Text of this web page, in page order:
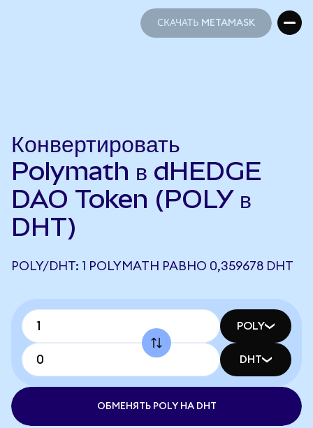
СКАЧАТЬ METAMASK
Конвертировать
Polymath в dHEDGE
DAO Token (POLY в
DHT)
POLY/DHT: 1 POLYMATH РАВНО 0,359678 DHT
POLY
DHT
ОБМЕНЯТЬ POLY НА DHT